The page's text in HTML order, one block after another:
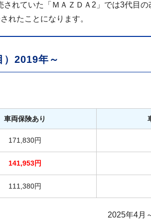
されていた「ＭＡＺＤＡ2」では3代目
れたことになります。
2019年～
車両保険あり
171,830円
141,953円
111,380円
2025年4月